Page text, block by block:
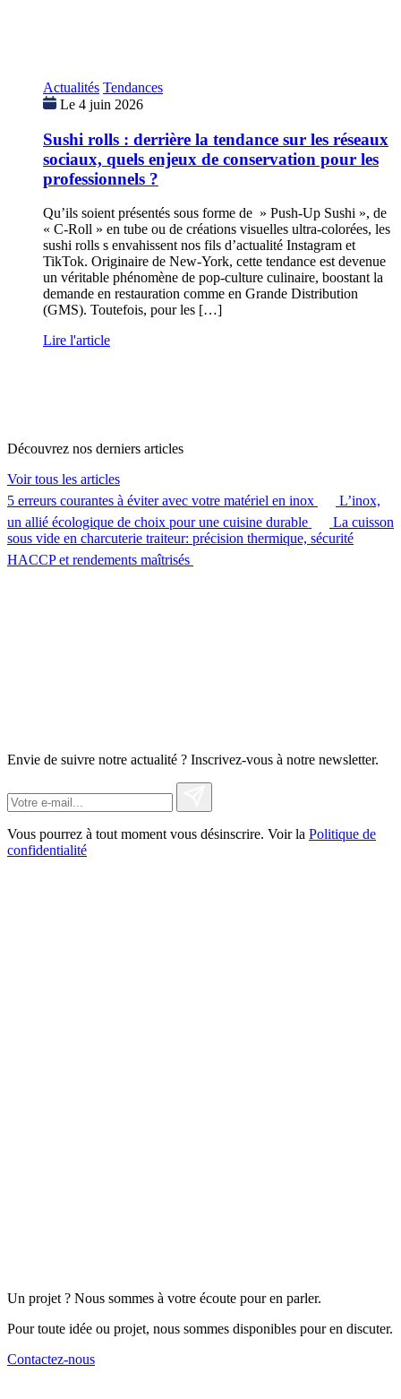
Actualités Tendances
Le 4 juin 2026
Sushi rolls : derrière la tendance sur les réseaux
sociaux, quels enjeux de conservation pour les
professionnels ?
Qu’ils soient présentés sous forme de » Push-Up Sushi », de
« C-Roll » en tube ou de créations visuelles ultra-colorées, les
sushi rolls s envahissent nos fils d’actualité Instagram et
TikTok. Originaire de New-York, cette tendance est devenue
un véritable phénomène de pop-culture culinaire, boostant la
demande en restauration comme en Grande Distribution
(GMS). Toutefois, pour les […]
Lire l'article
Découvrez nos derniers articles
Voir tous les articles
5 erreurs courantes à éviter avec votre matériel en inox
L’inox,
un allié écologique de choix pour une cuisine durable
La cuisson
sous vide en charcuterie traiteur: précision thermique, sécurité
HACCP et rendements maîtrisés
Envie de suivre notre actualité ? Inscrivez-vous à notre newsletter.
Vous pourrez à tout moment vous désinscrire. Voir la Politique de
confidentialité
Un projet ? Nous sommes à votre écoute pour en parler.
Pour toute idée ou projet, nous sommes disponibles pour en discuter.
Contactez-nous